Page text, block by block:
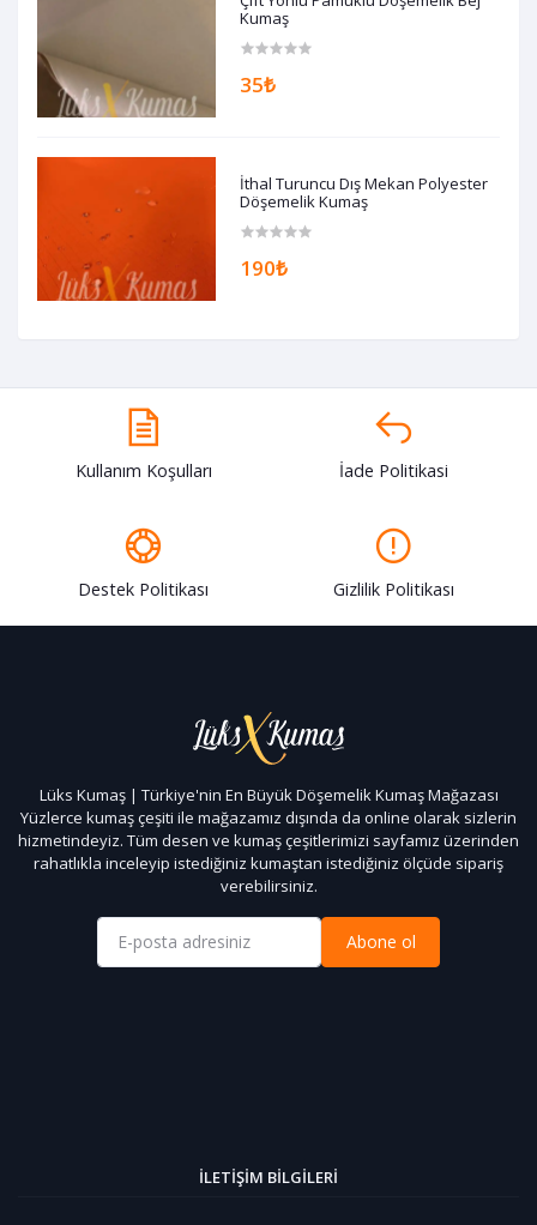
Kumaş
35₺
İthal Turuncu Dış Mekan Polyester
Döşemelik Kumaş
190₺
Kullanım Koşulları İade Politikasi
Destek Politikası Gizlilik Politikası
Lüks Kumaş | Türkiye'nin En Büyük Döşemelik Kumaş Mağazası
Yüzlerce kumaş çeşiti ile mağazamız dışında da online olarak sizlerin
hizmetindeyiz. Tüm desen ve kumaş çeşitlerimizi sayfamız üzerinden
rahatlıkla inceleyip istediğiniz kumaştan istediğiniz ölçüde sipariş
verebilirsiniz.
Abone ol
İLETIŞIM BILGILERI